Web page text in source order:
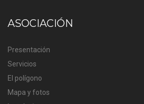
ASOCIACIÓN
Presentación
Servicios
El polígono
Mapa y fotos